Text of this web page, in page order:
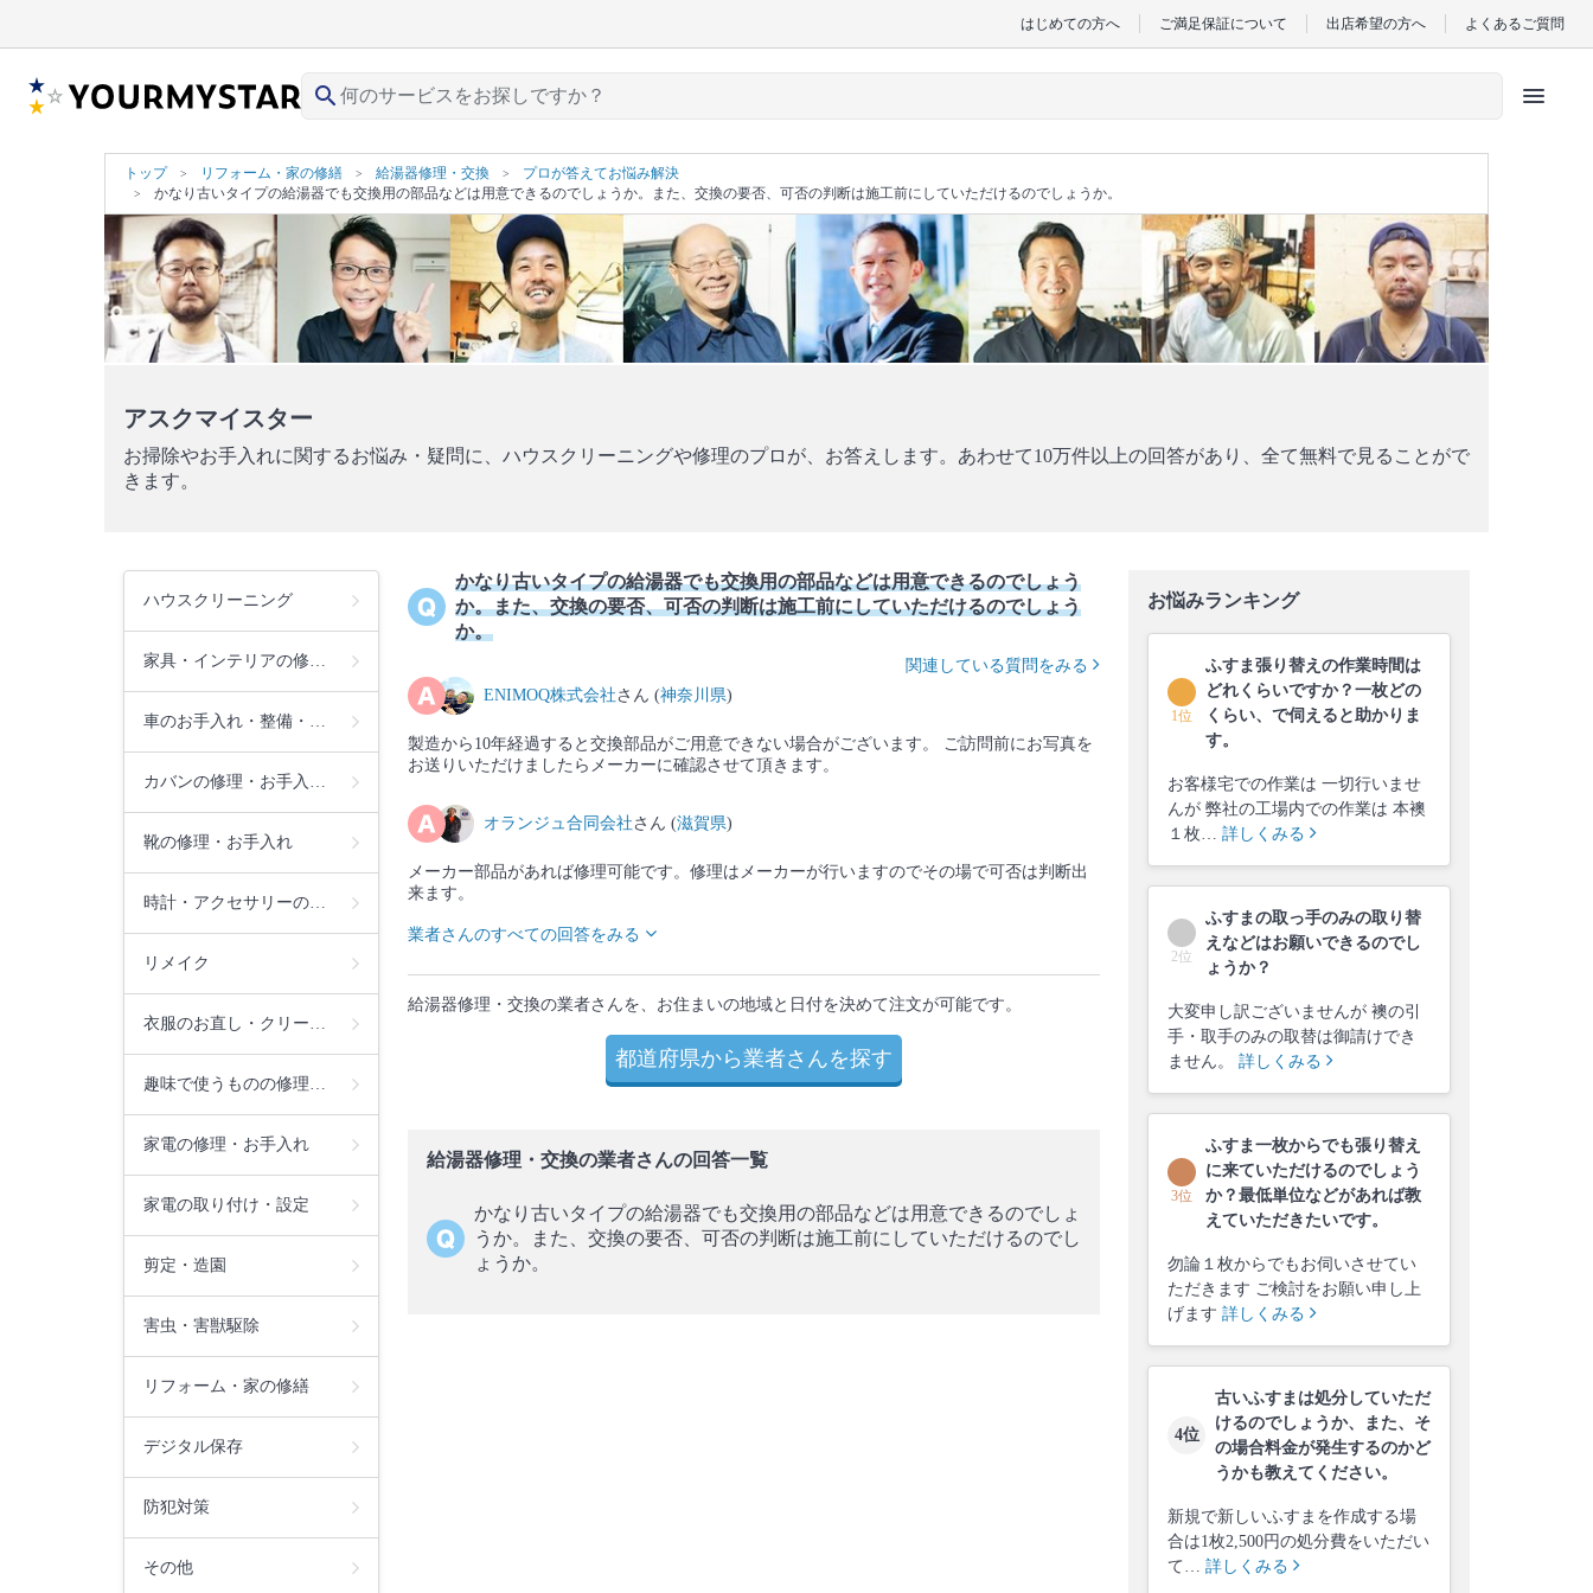
はじめての方へ ご満足保証について 出店希望の方へ よくあるご質問
search menu
トップ リフォーム・家の修繕 給湯器修理・交換
プロが答えてお悩み解決
かなり古いタイプの給湯器でも交換用の部品などは用意できるのでしょうか。また、交換の要否、可否の判断は施工前にしていただけるのでしょうか。
アスクマイスター
お掃除やお手入れに関するお悩み・疑問に、ハウスクリーニングや修理のプロが、お答えします。あわせて10万件以上の回答があり、全て無料で見ることがで
きます。
ハウスクリーニング
家具・インテリアの修…
車のお手入れ・整備・…
カバンの修理・お手入…
靴の修理・お手入れ
時計・アクセサリーの…
リメイク
衣服のお直し・クリー…
趣味で使うものの修理…
家電の修理・お手入れ
家電の取り付け・設定
剪定・造園
害虫・害獣駆除
リフォーム・家の修繕
デジタル保存
防犯対策
その他
かなり古いタイプの給湯器でも交換用の部品などは用意できるのでしょう
か。また、交換の要否、可否の判断は施工前にしていただけるのでしょう
か。
関連している質問をみる
ENIMOQ株式会社 さん (神奈川県)
製造から10年経過すると交換部品がご用意できない場合がございます。 ご訪問前にお写真を
お送りいただけましたらメーカーに確認させて頂きます。
オランジュ合同会社 さん (滋賀県)
メーカー部品があれば修理可能です。修理はメーカーが行いますのでその場で可否は判断出
来ます。
業者さんのすべての回答をみる
給湯器修理・交換の業者さんを、お住まいの地域と日付を決めて注文が可能です。
都道府県から業者さんを探す
給湯器修理・交換の業者さんの回答一覧
かなり古いタイプの給湯器でも交換用の部品などは用意できるのでしょ
うか。また、交換の要否、可否の判断は施工前にしていただけるのでし
ょうか。
お悩みランキング
1位
ふすま張り替えの作業時間は
どれくらいですか？一枚どの
くらい、で伺えると助かりま
す。
お客様宅での作業は 一切行いませ
んが 弊社の工場内での作業は 本襖
１枚… 詳しくみる
2位
ふすまの取っ手のみの取り替
えなどはお願いできるのでし
ょうか？
大変申し訳ございませんが 襖の引
手・取手のみの取替は御請けでき
ません。 詳しくみる
3位
ふすま一枚からでも張り替え
に来ていただけるのでしょう
か？最低単位などがあれば教
えていただきたいです。
勿論１枚からでもお伺いさせてい
ただきます ご検討をお願い申し上
げます 詳しくみる
4位
古いふすまは処分していただ
けるのでしょうか、また、そ
の場合料金が発生するのかど
うかも教えてください。
新規で新しいふすまを作成する場
合は1枚2,500円の処分費をいただい
て… 詳しくみる